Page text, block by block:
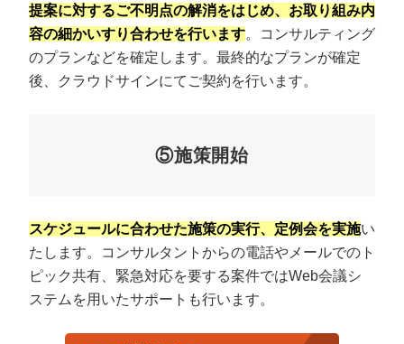
提案に対するご不明点の解消をはじめ、お取り組み内
容の細かいすり合わせを行います。コンサルティング
のプランなどを確定します。最終的なプランが確定
後、クラウドサインにてご契約を行います。
⑤施策開始
スケジュールに合わせた施策の実行、定例会を実施い
たします。コンサルタントからの電話やメールでのト
ピック共有、緊急対応を要する案件ではWeb会議シ
ステムを用いたサポートも行います。